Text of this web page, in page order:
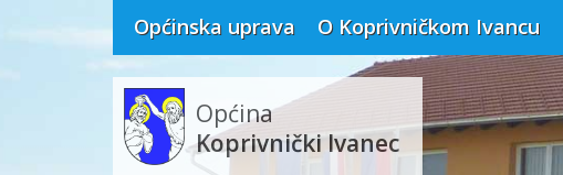
Općinska uprava O Koprivničkom Ivancu
Općina
Koprivnički Ivanec